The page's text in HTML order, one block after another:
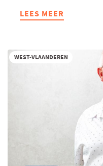
LEES MEER
ABOUT
TOEKOMSTIGE
OPPORTUNITEITEN
WEST-VLAANDEREN